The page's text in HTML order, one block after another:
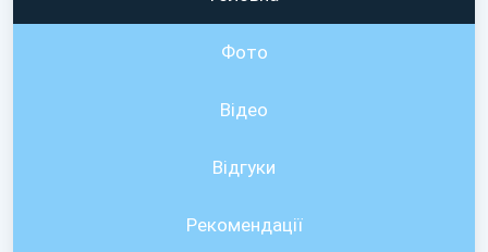
Фото
Відео
Вiдгуки
Рекомендації